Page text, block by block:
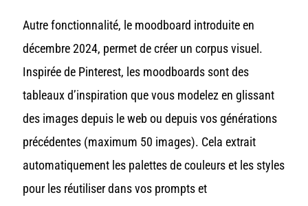
Autre fonctionnalité, le moodboard introduite en
décembre 2024, permet de créer un corpus visuel.
Inspirée de Pinterest, les moodboards sont des
tableaux d’inspiration que vous modelez en glissant
des images depuis le web ou depuis vos générations
précédentes (maximum 50 images). Cela extrait
automatiquement les palettes de couleurs et les styles
pour les réutiliser dans vos prompts et